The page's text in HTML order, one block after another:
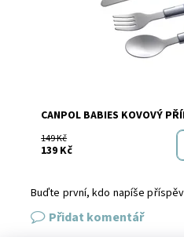
Značka:
CANPOL BABIES KOVOVÝ
149 Kč
139 Kč
Buďte první, kdo napíše
Přidat komentář